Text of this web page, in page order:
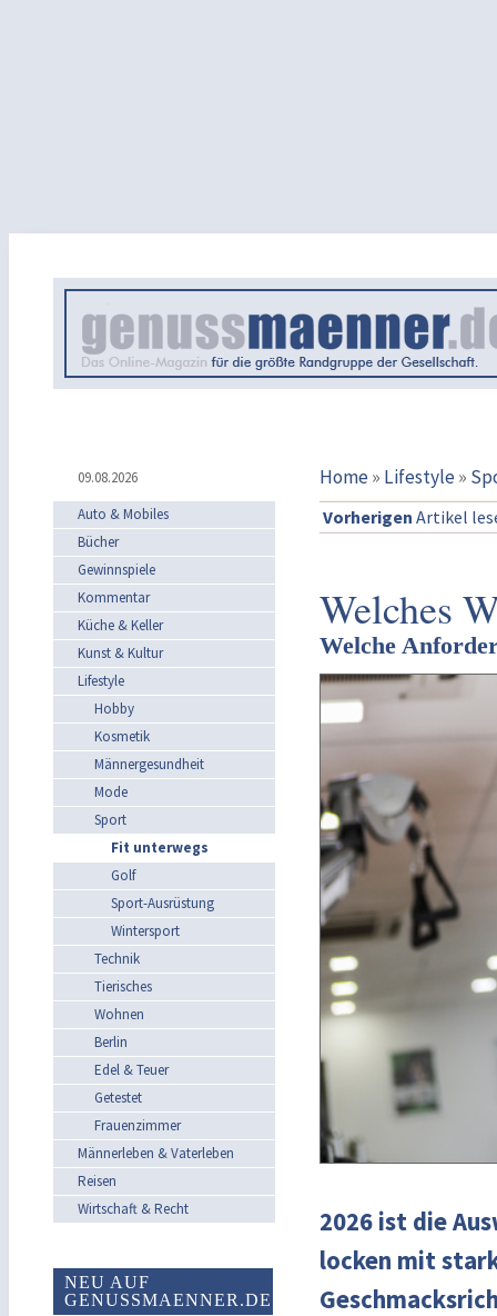
09.08.2026 Home» Lifestyle»
Auto & Mobiles
Bücher
Gewinnspiele
Kommentar
Küche & Keller
Kunst & Kultur
Lifestyle
Hobby
Kosmetik
Männergesundheit
Mode
Sport
Fit unterwegs
Golf
Sport-Ausrüstung
Wintersport
Technik
Tierisches
Wohnen
Berlin
Edel & Teuer
Getestet
Frauenzimmer
Männerleben & Vaterleben
Reisen
Wirtschaft & Recht
NEU AUF
GENUSSMAENNER.DE
Vorherigen Artikel
Welches
Welche
2026 ist die
locken mit